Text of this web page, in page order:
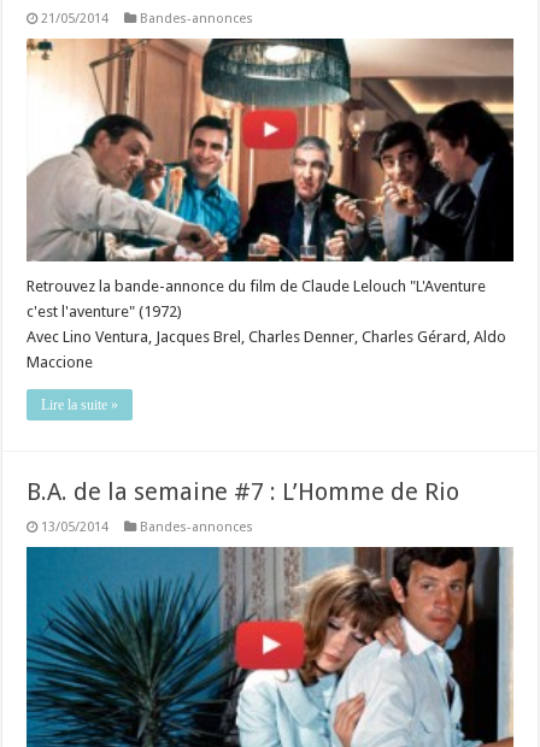
21/05/2014 Bandes-annonces
Retrouvez la bande-annonce du film de Claude Lelouch "L'Aventure
c'est l'aventure" (1972)
Avec Lino Ventura, Jacques Brel, Charles Denner, Charles Gérard, Aldo
Maccione
Lire la suite »
B.A. de la semaine #7 : L’Homme de Rio
13/05/2014 Bandes-annonces